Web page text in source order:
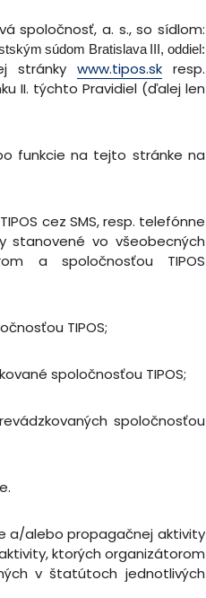
spoločnosť, a. s., so sídlom:
súdom Bratislava III, oddiel:
stránky www.tipos.skresp.
II. týchto Pravidiel (ďalej len
funkcie na tejto stránke na
cez SMS, resp. telefónne
stanovené vo všeobecných
a spoločnosťou TIPOS
TIPOS;
spoločnosťou TIPOS;
spoločnosťou
a/alebo propagačnej aktivity
ktorých organizátorom
v štatútoch jednotlivých